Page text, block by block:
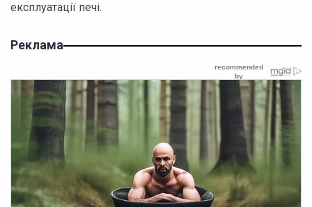
експлуатації печі.
Реклама